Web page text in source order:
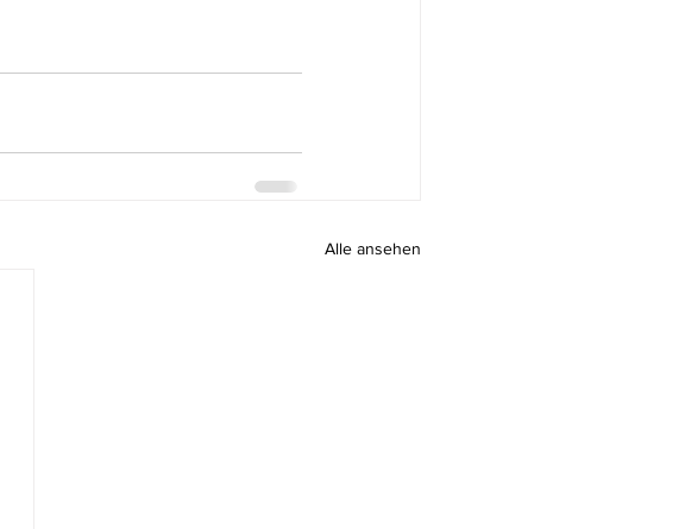
Alle ansehen